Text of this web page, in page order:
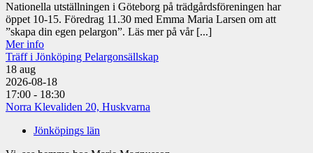
Nationella utställningen i Göteborg på trädgårdsföreningen har
öppet 10-15. Föredrag 11.30 med Emma Maria Larsen om att
”skapa din egen pelargon”. Läs mer på vår [...]
Mer info
Träff i Jönköping Pelargonsällskap
18 aug
2026-08-18
17:00 - 18:30
Norra Klevaliden 20, Huskvarna
Jönköpings län